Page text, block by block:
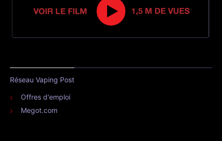
Réseau Vaping Post
Offres d'emploi
Megot.com